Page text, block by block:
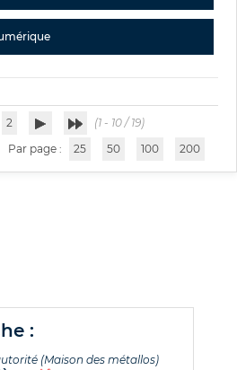
2
(1 - 10 / 19)
Par page :
25 50 100 200
:
(Maison des métallos)